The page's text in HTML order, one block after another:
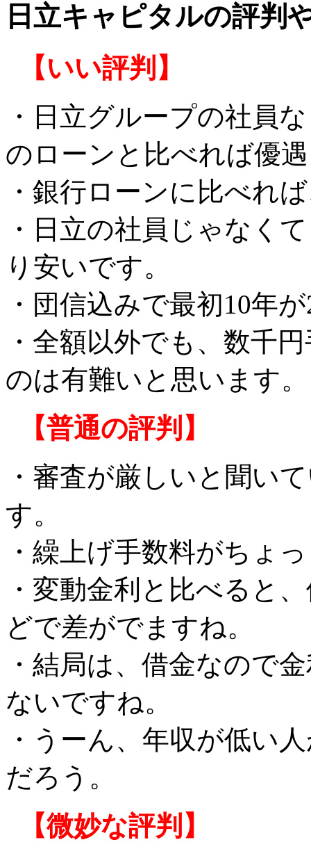
日立キャピタルの評判
【いい評判】
・日立グループの社員
のローンと比べれば優
・銀行ローンに比べれ
・日立の社員じゃなく
り安いです。
・団信込みで最初10年
・全額以外でも、数千
のは有難いと思います。
【普通の評判】
・審査が厳しいと聞い
す。
・繰上げ手数料がちょ
・変動金利と比べると
どで差がでますね。
・結局は、借金なので
ないですね。
・うーん、年収が低い
だろう。
【微妙な評判】